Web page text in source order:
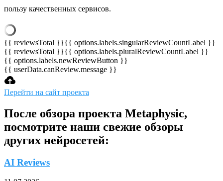
пользу качественных сервисов.
{{ reviewsTotal }}{{ options.labels.singularReviewCountLabel }}
{{ reviewsTotal }}{{ options.labels.pluralReviewCountLabel }}
{{ options.labels.newReviewButton }}
{{ userData.canReview.message }}
Перейти на сайт проекта
После обзора проекта Metaphysic,
посмотрите наши свежие обзоры
других нейросетей:
AI Reviews